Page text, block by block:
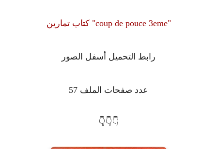
كتاب تمارين "coup de pouce 3eme"
رابط التحميل أسفل الصور
عدد صفحات الملف 57
👇👇👇